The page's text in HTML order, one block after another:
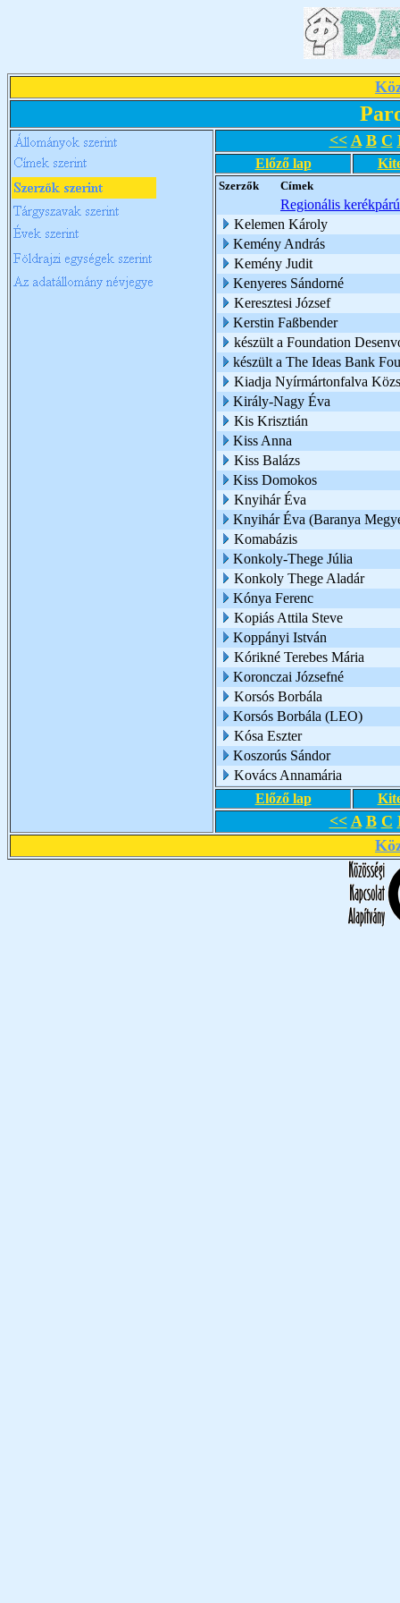
<< A B C
Előző lap
Szerzők Címek
Regionális
Kelemen Károly
Kemény András
Kemény Judit
Kenyeres Sándorné
Keresztesi József
Kerstin Faßbender
készült a Foundation
készült a The Ideas Bank
Kiadja Nyírmártonfalva
Király-Nagy Éva
Kis Krisztián
Kiss Anna
Kiss Balázs
Kiss Domokos
Knyihár Éva
Knyihár Éva (Baranya
Komabázis
Konkoly-Thege Júlia
Konkoly Thege Aladár
Kónya Ferenc
Kopiás Attila Steve
Koppányi István
Kórikné Terebes Mária
Koronczai Józsefné
Korsós Borbála
Korsós Borbála (LEO)
Kósa Eszter
Koszorús Sándor
Kovács Annamária
Előző lap
<< A B C